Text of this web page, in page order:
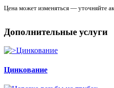
Цена может изменяться — уточняйте
Дополнительные услуги
Цинкование